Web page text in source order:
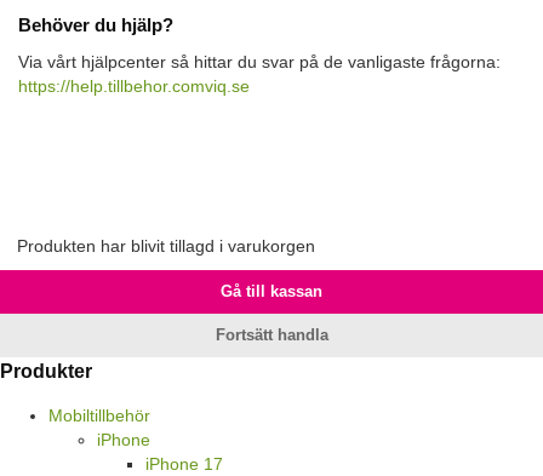
Behöver du hjälp?
Via vårt hjälpcenter så hittar du svar på de vanligaste frågorna:
https://help.tillbehor.comviq.se
Produkten har blivit tillagd i varukorgen
Gå till kassan
Fortsätt handla
Produkter
Mobiltillbehör
iPhone
iPhone 17